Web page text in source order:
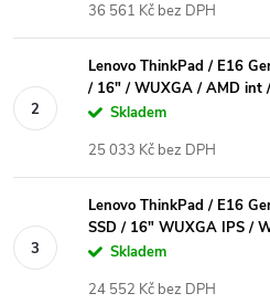
36 561 Kč bez DPH
Lenovo ThinkPad / E16
/ 16" / WUXGA / AMD int
Skladem
25 033 Kč bez DPH
Lenovo ThinkPad / E16
SSD / 16" WUXGA IPS /
Skladem
24 552 Kč bez DPH